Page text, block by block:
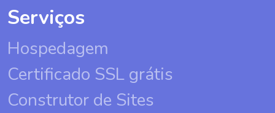
Serviços
Hospedagem
Certificado SSL grátis
Construtor de Sites